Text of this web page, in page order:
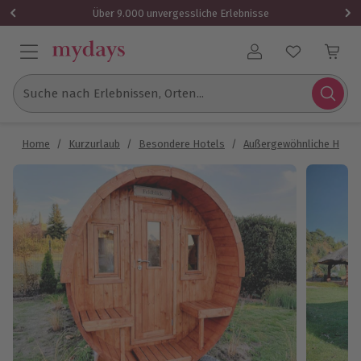
Über 9.000 unvergessliche Erlebnisse
Benutzerkonto
Suche nach Erlebnissen, Orten...
Home / Kurzurlaub / Besondere Hotels / Außergewöhnliche